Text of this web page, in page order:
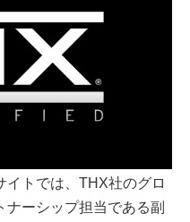
トでは、THX社のグロ
ーシップ担当である副